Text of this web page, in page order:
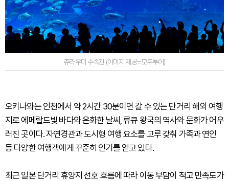
츄라우미 수족관 (이미지 제공=모두투어)
오키나와는 인천에서 약 2시간 30분이면 갈 수 있는 단거리 해외 여행
지로 에메랄드빛 바다와 온화한 날씨, 류큐 왕국의 역사와 문화가 어우
러진 곳이다. 자연경관과 도시형 여행 요소를 고루 갖춰 가족과 연인
등 다양한 여행객에게 꾸준히 인기를 얻고 있다.
최근 일본 단거리 휴양지 선호 흐름에 따라 이동 부담이 적고 만족도가